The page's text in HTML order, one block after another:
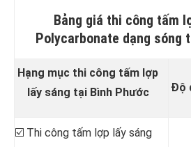
Bảng giá thi công tấm
Polycarbonate dạng sóng
Hạng mục thi công tấm lợp
lấy sáng tại Bình Phước
Độ
☑️ Thi công tấm lợp lấy sáng